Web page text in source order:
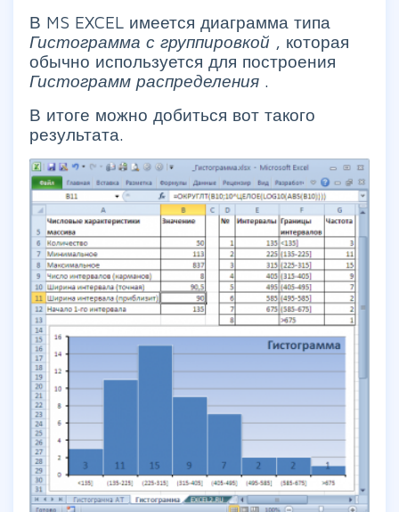
В MS EXCEL имеется диаграмма типа
Гистограмма с группировкой , которая
обычно используется для построения
Гистограмм распределения .
В итоге можно добиться вот такого
результата.